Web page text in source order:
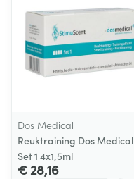
Dos Medical
Reuktraining Dos Medical
Set 1 4x1,5ml
€ 28,16